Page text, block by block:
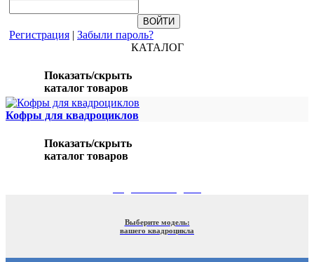
Регистрация | Забыли пароль?
КАТАЛОГ
Показать/скрыть
каталог товаров
Кофры для квадроциклов
Показать/скрыть
каталог товаров
Выберите модель:
вашего квадроцикла